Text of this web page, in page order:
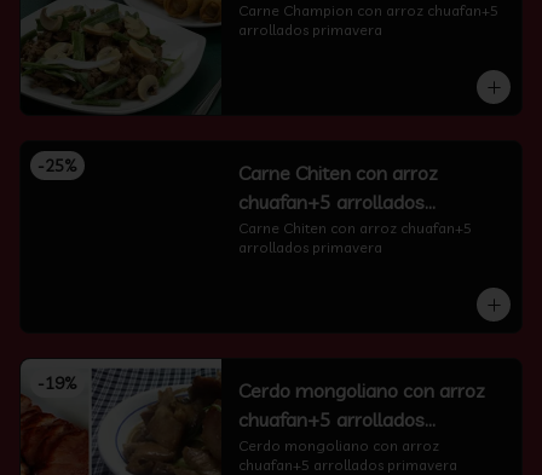
primavera
Carne Champion con arroz chuafan+5
arrollados primavera
-25%
Carne Chiten con arroz
chuafan+5 arrollados
primavera
Carne Chiten con arroz chuafan+5
arrollados primavera
-19%
Cerdo mongoliano con arroz
chuafan+5 arrollados
primavera
Cerdo mongoliano con arroz
chuafan+5 arrollados primavera